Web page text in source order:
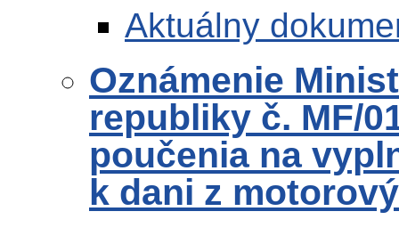
Aktuálny
Oznámenie
republiky č. MF/
poučenia na
k dani z